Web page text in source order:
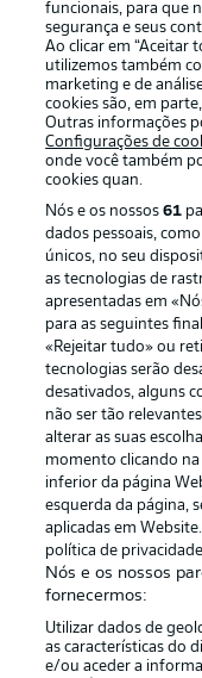
Oferecido por
Publicidade
Gerir preferências
Marca
Jogadores
funcionais, para que
segurança e seus
Ao clicar em “Aceitar
utilizemos também
marketing e de
cookies são, em
Outras informações
Configurações de
onde você também
cookies quan.
Nós e os nossos61
dados pessoais,
únicos, no seu
as tecnologias de
apresentadas em
para as seguintes
«Rejeitar tudo» ou
tecnologias serão
desativados, alguns
não ser tão
alterar as suas
momento clicando
inferior da página
esquerda da página,
aplicadas em
política de
Nós e os nossos
fornecermos:
Utilizar dados de
as características do
e/ou aceder a